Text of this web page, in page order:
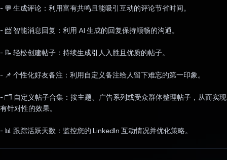
- 💬 生成评论：利用富有共鸣且能吸引互动的评论节省时间。
- 📨 智能消息回复：利用 AI 生成的回复保持顺畅的沟通。
- 📝 轻松创建帖子：持续生成引人入胜且优质的帖子。
- 📌 个性化好友备注：利用自定义备注给人留下难忘的第一印象。
- 🗂️ 自定义帖子合集：按主题、广告系列或受众群体整理帖子，从而实现
有针对性的效果。
- 📊 跟踪活跃天数：监控您的 LinkedIn 互动情况并优化策略。